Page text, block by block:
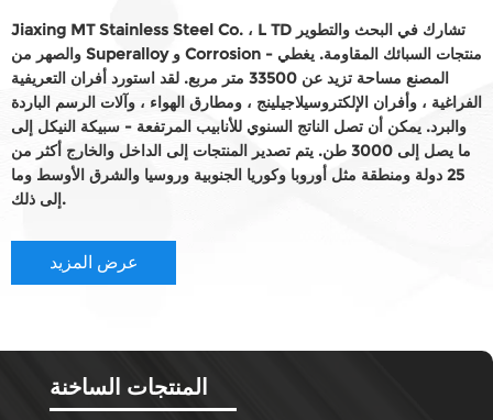
Jiaxing MT Stainless Steel Co. ، L TD تشارك في البحث والتطوير
والصهر من Superalloy و Corrosion - منتجات السبائك المقاومة. يغطي
المصنع مساحة تزيد عن 33500 متر مربع. لقد استورد أفران التعريفية
الفراغية ، وأفران الإلكتروسيلاجيلينج ، ومطارق الهواء ، وآلات الرسم الباردة
والبرد. يمكن أن تصل الناتج السنوي للأنابيب المرتفعة - سبيكة النيكل إلى
ما يصل إلى 3000 طن. يتم تصدير المنتجات إلى الداخل والخارج أكثر من
25 دولة ومنطقة مثل أوروبا وكوريا الجنوبية وروسيا والشرق الأوسط وما
إلى ذلك.
عرض المزيد
المنتجات الساخنة